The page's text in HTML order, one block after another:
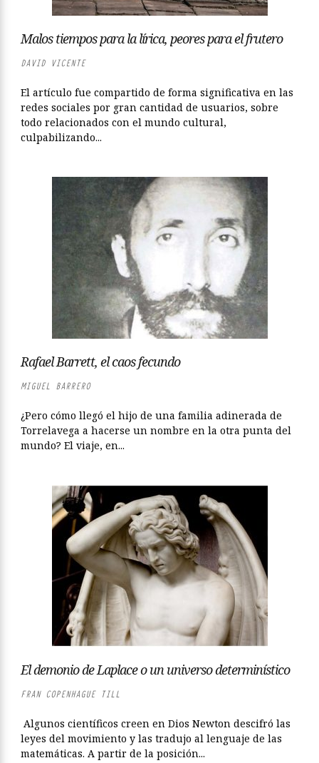
Malos tiempos para la lírica, peores para el frutero
DAVID VICENTE
El artículo fue compartido de forma significativa en las
redes sociales por gran cantidad de usuarios, sobre
todo relacionados con el mundo cultural,
culpabilizando...
Rafael Barrett, el caos fecundo
MIGUEL BARRERO
¿Pero cómo llegó el hijo de una familia adinerada de
Torrelavega a hacerse un nombre en la otra punta del
mundo? El viaje, en...
El demonio de Laplace o un universo determinístico
FRAN COPENHAGUE TILL
Algunos científicos creen en Dios Newton descifró las
leyes del movimiento y las tradujo al lenguaje de las
matemáticas. A partir de la posición...